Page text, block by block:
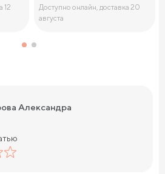
12
Доступно онлайн, доставка 20
августа
Александра